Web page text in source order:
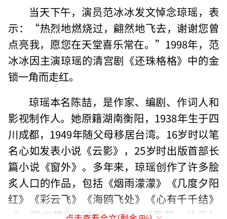
当天下午，演员范冰冰发文悼念琼瑶，表
示：“热烈地燃烧过，翩然地飞去，谢谢您曾
点亮我，愿您在天堂喜乐常在。”1998年，范
冰冰因主演琼瑶的清宫剧《还珠格格》中的金
锁一角而走红。
琼瑶本名陈喆，是作家、编剧、作词人和
影视制作人。她原籍湖南衡阳，1938年生于四
川成都，1949年随父母移居台湾。16岁时以笔
名心如发表小说《云影》，25岁时出版首部长
篇小说《窗外》。多年来，琼瑶创作了许多脍
炙人口的作品，包括《烟雨濛濛》《几度夕阳
红》《彩云飞》《海鸥飞处》《心有千千结》
《一帘幽梦》《在水一方》《我是一片云》